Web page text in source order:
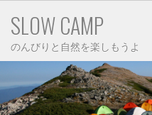
SLOW CAMP
のんびりと自然を楽しもうよ